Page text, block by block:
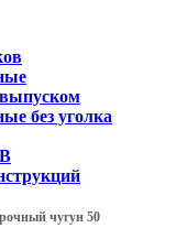
без уголка
чугун 50